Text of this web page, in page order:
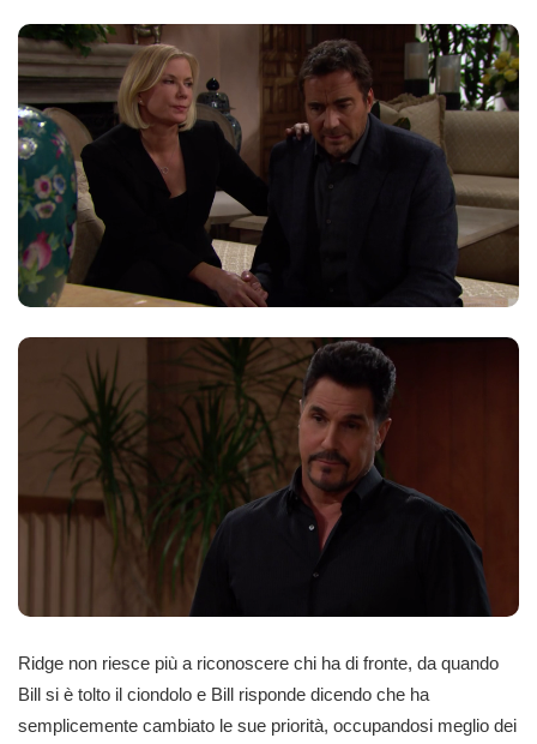
Ridge non riesce più a riconoscere chi ha di fronte, da quando
Bill si è tolto il ciondolo e Bill risponde dicendo che ha
semplicemente cambiato le sue priorità, occupandosi meglio dei